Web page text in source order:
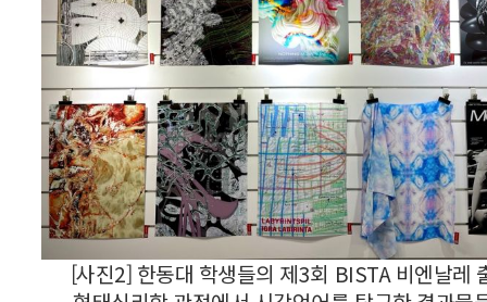
[사진2] 한동대 학생들의 제3회 BISTA 비엔날레